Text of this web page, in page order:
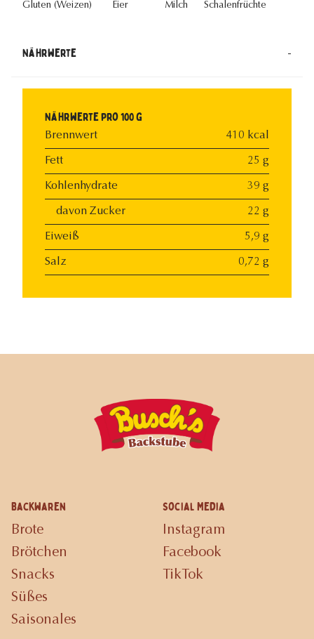
Gluten (Weizen) Eier Milch Schalenfrüchte
Nährwerte -
Nährwerte pro 100 g
Brennwert 410 kcal
Fett 25 g
Kohlenhydrate 39 g
davon Zucker 22 g
Eiweiß 5,9 g
Salz 0,72 g
Backwaren
Brote
Brötchen
Snacks
Süßes
Saisonales
Social Media
Instagram
Facebook
TikTok